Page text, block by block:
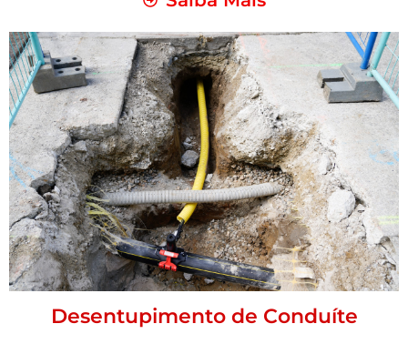
Desentupimento de Conduíte